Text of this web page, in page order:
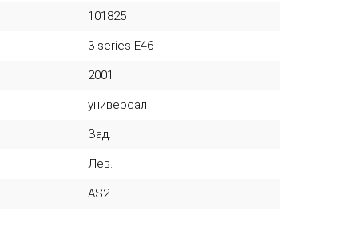
101825
3-series E46
2001
универсал
Зад.
Лев.
AS2